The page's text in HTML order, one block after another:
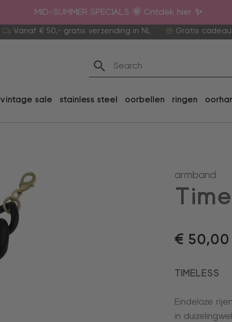
MID-SUMMER SPECIALS 🌞 Ontdek hier ✨
Vanaf € 50,- gratis verzending in NL Gratis
vintage sale stainless steel oorbellen ringen
armband
€ 50,00
TIMELESS
Eindeloze
in